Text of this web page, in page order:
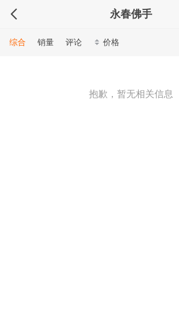
永春佛手
综合 销量 评论 价格
抱歉，暂无相关信息